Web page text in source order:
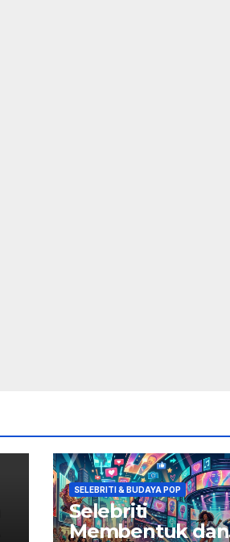
SELEBRITI & BUDAYA POP
Selebriti
Membentuk dan